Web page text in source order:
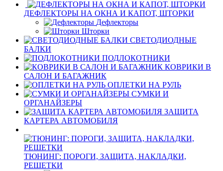
ДЕФЛЕКТОРЫ НА ОКНА И КАПОТ, ШТОРКИ
Дефлекторы
Шторки
СВЕТОДИОДНЫЕ
БАЛКИ
ПОДЛОКОТНИКИ
КОВРИКИ В
САЛОН И БАГАЖНИК
ОПЛЕТКИ НА РУЛЬ
СУМКИ И
ОРГАНАЙЗЕРЫ
ЗАЩИТА
КАРТЕРА АВТОМОБИЛЯ
ТЮНИНГ: ПОРОГИ, ЗАЩИТА, НАКЛАДКИ,
РЕШЕТКИ